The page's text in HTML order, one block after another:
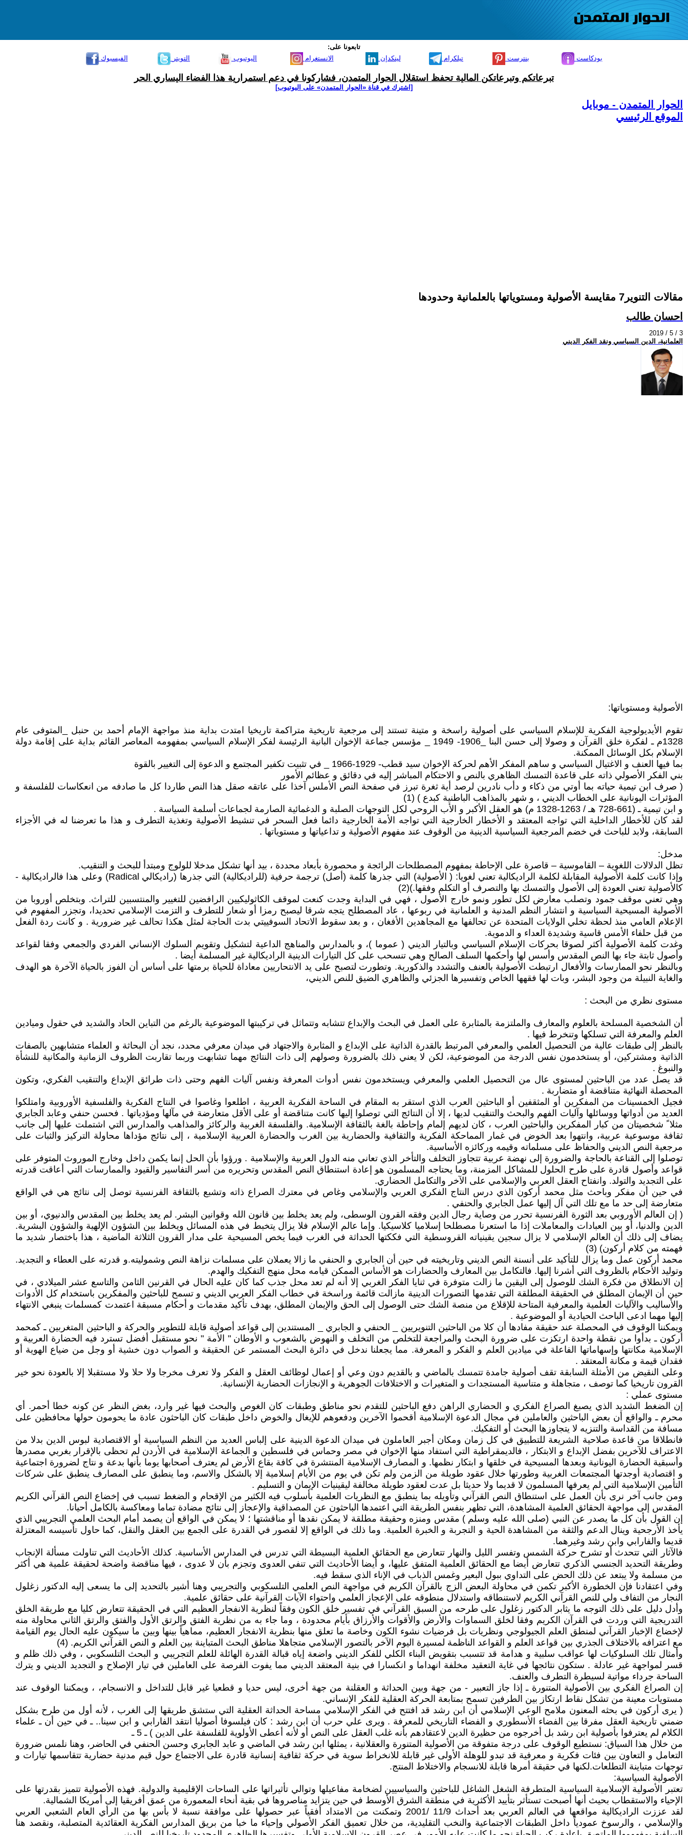
تابعونا على:
الفيسبوك
التويتر اليوتيوب الانستغرام لينكدإن تيلكرام بنترست بودكاست
تبرعاتكم وتبرعاتكن المالية تحفظ استقلال الحوار المتمدن، فشاركونا في دعم استمرارية هذا الفضاء اليساري الحر
[اشترك في قناة ‫«الحوار المتمدن» على اليوتيوب]
الحوار المتمدن - موبايل
الموقع الرئيسي
مقالات التنوير7 مقايسة الأصولية ومستوياتها بالعلمانية وحدودها
احسان طالب
2019 / 5 / 3
العلمانية، الدين السياسي ونقد الفكر الديني
الأصولية ومستوياتها:
تقوم الأيديولوجية الفكرية للإسلام السياسي على أصولية راسخة و متينة تستند إلى مرجعية تاريخية متراكمة تاريخيا امتدت بداية منذ مواجهة الإمام أحمد بن حنبل _المتوفى عام
1328م ـ لفكرة خلق القرآن و وصولا إلى حسن البنا _1906- 1949 _ مؤسس جماعة الإخوان البانية الرئيسة لفكر الإسلام السياسي بمفهومه المعاصر القائم بداية على إقامة دولة
الإسلام بكل الوسائل الممكنة.
بما فيها العنف و الاغتيال السياسي و ساهم المفكر الأهم لحركة الإخوان سيد قطب- 1929-1966 _ في تثبيت تكفير المجتمع و الدعوة إلى التغيير بالقوة
بني الفكر الأصولي ذاته على قاعدة التمسك الظاهري بالنص و الاحتكام المباشر إليه في دقائق و عظائم الأمور
( صرف ابن تيمية حياته بما أوتي من ذكاء و دأب نادرين لرصد أية ثغرة تبرز في صفحة النص الأملس آخذا على عاتقه صقل هذا النص طاردا كل ما صادفه من انعكاسات للفلسفة و
المؤثرات اليونانية على الخطاب الديني ، و شهر بالمذاهب الباطنية كبدع ) (1)
و ابن تيمية ـ (661-728 هـ / 1263-1328 م) هو العقل الأكبر و الأب الروحي لكل التوجهات الصلبة و الدغمائية الصارمة لجماعات أسلمة السياسة .
لقد كان للأخطار الداخلية التي تواجه المعتقد و الأخطار الخارجية التي تواجه الأمة الخارجية دائما فعل السحر في تنشيط الأصولية وتغذية التطرف و هذا ما تعرضنا له في الأجزاء
السابقة، ولابد للباحث في خضم المرجعية السياسية الدينية من الوقوف عند مفهوم الأصولية و تداعياتها و مستوياتها .
مدخل:
تظل الدلالات اللغوية – القاموسية – قاصرة على الإحاطة بمفهوم المصطلحات الرائجة و محصورة بأبعاد محددة ، بيد أنها تشكل مدخلا للولوج ومبتدأ للبحث و التنقيب.
وإذا كانت كلمة الأصولية المقابلة لكلمة الراديكالية تعني لغويا: ( الأصولية) التي جذرها كلمة (أصل) ترجمة حرفية (للراديكالية) التي جذرها (راديكالي Radical) وعلى هذا فالراديكالية -
كالأصولية تعني العودة إلى الأصول والتمسك بها والتصرف أو التكلم وفقها.)(2)
وهي تعني موقف جمود وتصلب معارض لكل تطور ونمو خارج الأصول ، فهي في البداية وجدت كنعت لموقف الكاثوليكيين الرافضين للتغيير والمنتسبين للتراث. وبتخلص أوروبا من
الأصولية المسيحية السياسية و انتشار النظم المدنية و العلمانية في ربوعها ، عاد المصطلح يتجه شرقا ليصبح رمزا أو شعار للتطرف و التزمت الإسلامي تحديدا، وتجزر المفهوم في
الإعلام العامي منذ لحظة تخلي الولايات المتحدة عن تحالفها مع المجاهدين الأفغان ، و بعد سقوط الاتحاد السوفييتي بدت الحاجة لمثل هكذا تحالف غير ضرورية . و كانت ردة الفعل
من قبل حلفاء الأمس قاسية وشديدة العداء و الدموية.
وغدت كلمة الأصولية أكثر لصوقا بحركات الإسلام السياسي وبالتيار الديني ( عموما )، و بالمدارس والمناهج الداعية لتشكيل وتقويم السلوك الإنساني الفردي والجمعي وفقا لقواعد
وأصول ثابتة جاء بها النص المقدس وأسس لها وأحكمها السلف الصالح وهي تنسحب على كل التيارات الدينية الراديكالية غير المسلمة أيضا .
وبالنظر نحو الممارسات والأفعال ارتبطت الأصولية بالعنف والتشدد والذكورية. وتطورت لتصبح على يد الانتحاريين معاداة للحياة برمتها على أساس أن الفوز بالحياة الآخرة هو الهدف
والغاية النبيلة من وجود البشر، وبات لها فقهها الخاص وتفسيرها الجزئي والظاهري الضيق للنص الديني،
مستوى نظري من البحث :
أن الشخصية المسلحة بالعلوم والمعارف والملتزمة بالمثابرة على العمل في البحث والإبداع تتشابه وتتماثل في تركيبتها الموضوعية بالرغم من التباين الحاد والشديد في حقول وميادين
العلم والمعرفة التي تسلكها وتنخرط فيها .
بالنظر إلى طبقات عالية من التحصيل العلمي والمعرفي المرتبط بالقدرة الذاتية على الإبداع و المثابرة والاجتهاد في ميدان معرفي محدد، نجد أن البحاثة و العلماء متشابهين بالصفات
الذاتية ومشتركين، أو يستخدمون نفس الدرجة من الموضوعية، لكن لا يعني ذلك بالضرورة وصولهم إلى ذات النتائج مهما تشابهت وربما تقاربت الظروف الزمانية والمكانية للنشأة
والنبوغ .
قد يصل عدد من الباحثين لمستوى عال من التحصيل العلمي والمعرفي ويستخدمون نفس أدوات المعرفة ونفس آليات الفهم وحتى ذات طرائق الإبداع والتنقيب الفكري، وتكون
المحصلة النهائية متناقضة أو متضاربة .
فجيل الخمسينات من المفكرين أو المثقفين أو الباحثين العرب الذي استقر به المقام في الساحة الفكرية العربية ، اطلعوا وغاصوا في النتاج الفكرية والفلسفية الأوروبية وامتلكوا
العديد من أدواتها ووسائلها وآليات الفهم والبحث والتنقيب لديها ، إلا أن النتائج التي توصلوا إليها كانت متناقضة أو على الأقل متعارضة في مآلها ومؤدياتها . فحسن حنفي وعابد الجابري
مثلا ً شخصيتان من كبار المفكرين والباحثين العرب ، كان لديهم إلمام وإحاطة بالغة بالثقافة الإسلامية. والفلسفة الغربية والركائز والمذاهب والمدارس التي اشتملت عليها إلى جانب
ثقافة موسوعية عربية، وانتهوا بعد الخوض في غمار المماحكة الفكرية والثقافية والحضارية بين الغرب والحضارة العربية الإسلامية ، إلى نتائج مؤداها محاولة التركيز والثبات على
مرجعية النص الديني والحفاظ على مسلماته وقيمه وركائزه الأساسية.
توصلوا إلى القناعة بالحاجة والضرورة إلى نهضة عربية تتجاوز التخلف والتأخر الذي تعاني منه الدول العربية والإسلامية . ورؤوا بأن الحل إنما يكمن داخل وخارج الموروث المتوفر على
قواعد وأصول قادرة على طرح الحلول للمشاكل المزمنة، وما يحتاجه المسلمون هو إعادة استنطاق النص المقدس وتحريره من أسر التفاسير والقيود والممارسات التي أعاقت قدرته
على التجديد والتولد. وانفتاح العقل العربي والإسلامي على الآخر والتكامل الحضاري.
في حين أن مفكر وباحث مثل محمد أركون الذي درس النتاج الفكري العربي والإسلامي وغاص في معترك الصراع ذاته وتشبع بالثقافة الفرنسية توصل إلى نتائج هي في الواقع
متعارضة إلى حد ما مع تلك التي آل إليها عمل الجابري والحنفي .
( إن العالم الأوروبي بعد الثورة الفرنسية تحرر من وصاية رجال الدين وفقه القرون الوسطى، ولم يعد يخلط بين قانون الله وقوانين البشر. لم يعد يخلط بين المقدس والدنيوي، أو بين
الدين والدنيا، أو بين العبادات والمعاملات إذا ما استعرنا مصطلحا إسلاميا كلاسيكيا. وإما عالم الإسلام فلا يزال يتخبط في هذه المسائل ويخلط بين الشؤون الإلهية والشؤون البشرية.
يضاف إلى ذلك أن العالم الإسلامي لا يزال سجين يقينياته القروسطية التي فككتها الحداثة في الغرب فيما يخص المسيحية على مدار القرون الثلاثة الماضية ، هذا باختصار شديد ما
فهمته من كلام أركون) (3)
محمد أركون عمل وما يزال للتأكيد على أنسنة النص الديني وتاريخيته في حين أن الجابري و الحنفي ما زالا يعملان على مسلمات نزاهة النص وشموليته.و قدرته على العطاء و التجديد.
وتوليد الأحكام بالظروف التي أشرنا إليها. فالتكامل بين المعارف والحضارات هو الأساس الممكن قيامه محل منهج التفكيك والهدم.
إن الانطلاق من فكرة الشك للوصول إلى اليقين ما زالت متوفرة في ثنايا الفكر الغربي إلا أنه لم تعد محل جذب كما كان عليه الحال في القرنين الثامن والتاسع عشر الميلادي ، في
حين أن الإيمان المطلق في الحقيقة المطلقة التي تقدمها التصورات الدينية مازالت قائمة وراسخة في خطاب الفكر العربي الديني و تسمح للباحثين والمفكرين باستخدام كل الأدوات
والأساليب والآليات العلمية والمعرفية المتاحة للإقلاع من منصة الشك حتى الوصول إلى الحق والإيمان المطلق، بهدف تأكيد مقدمات و أحكام مسبقة اعتمدت كمسلمات ينبغي الانتهاء
إليها مهما ادعى الباحث الحيادية أو الموضوعية .
ويمكننا الوقوف في المحصلة عند حقيقة مفادها أن كلا من الباحثين التنويريين _ الحنفي و الجابري _ المستندين إلى قواعد أصولية قابلة للتطوير والحركة و الباحثين المتغربين ـ كمحمد
أركون ـ بدأوا من نقطة واحدة ارتكزت على ضرورة البحث والمراجعة للتخلص من التخلف و النهوض بالشعوب و الأوطان " الأمة " نحو مستقبل أفضل تسترد فيه الحضارة العربية و
الإسلامية مكانتها وإسهاماتها الفاعلة في ميادين العلم و الفكر و المعرفة. مما يجعلنا ندخل في دائرة البحث المستمر عن الحقيقة و الصواب دون خشية أو وجل من ضياع الهوية أو
فقدان قيمة و مكانة المعتقد .
وعلى النقيض من الأمثلة السابقة تقف أصولية جامدة تتمسك بالماضي و بالقديم دون وعي أو إعمال لوظائف العقل و الفكر ولا تعرف مخرجا ولا حلا ولا مستقبلا إلا بالعودة نحو خير
القرون تاريخيا كما توصف ، متجاهلة و متناسية المستجدات و المتغيرات و الاختلافات الجوهرية و الإنجازات الحضارية الإنسانية.
مستوى عملي :
إن الضغط الشديد الذي يصبغ الصراع الفكري و الحضاري الراهن دفع الباحثين للتقدم نحو مناطق وطبقات كان الغوص والبحث فيها غير وارد، بغض النظر عن كونه خطا أحمر. أي
محرم ـ والواقع أن بعض الباحثين والعاملين في مجال الدعوة الإسلامية أقحموا الآخرين ودفعوهم للإيغال والخوض داخل طبقات كان الباحثون عادة ما يحومون حولها محافظين على
مسافة من القداسة والتنزيه لا يتجاوزها البحث أو التفكيك.
فانطلاقا من قاعدة صلاحية الشريعة للتطبيق في كل زمان ومكان أجبر العاملون في ميدان الدعوة الدينية على إلباس العديد من النظم السياسية أو الاقتصادية لبوس الدين بدلا من
الاعتراف للآخرين بفضل الإبداع و الابتكار ، فالديمقراطية التي استفاد منها الإخوان في مصر وحماس في فلسطين و الجماعة الإسلامية في الأردن لم تحظى بالإقرار بغربي مصدرها
وأسبقية الحضارة اليونانية وبعدها المسيحية في خلقها و ابتكار نظمها. و المصارف الإسلامية المنتشرة في كافة بقاع الأرض لم يعترف أصحابها يوما بأنها بدعة و نتاج لضرورة اجتماعية
و اقتصادية أوجدتها المجتمعات الغربية وطورتها خلال عقود طويلة من الزمن ولم تكن في يوم من الأيام إسلامية إلا بالشكل والاسم، وما ينطبق على المصارف ينطبق على شركات
التأمين الإسلامية التي لم يعرفها المسلمون لا قديما ولا حديثا بل عدت لعقود طويلة مخالفة ليقينيات الإيمان و التسليم .
ومن جانب آخر نرى بأن العمل على استنطاق النص القرآني وتأويله بما ينطبق مع النظريات العلمية بأسلوب فيه الكثير من الإقحام و الضغط تسبب في إخضاع النص القرآني الكريم
المقدس إلى مواجهة الحقائق العلمية المشاهدة، التي تظهر بنفس الطريقة التي اعتمدها الباحثون عن المصداقية والإعجاز إلى نتائج مضادة تماما ومعاكسة بالكامل أحيانا.
إن القول بأن كل ما يصدر عن النبي (صلى الله عليه وسلم ) مقدس ومنزه وحقيقة مطلقة لا يمكن نقدها أو مناقشتها ؛ لا يمكن في الواقع أن يصمد أمام البحث العلمي التجريبي الذي
يأخذ الأرجحية وينال الدعم والثقة من المشاهدة الحية و التجربة و الخبرة العلمية. وما ذلك في الواقع إلا لقصور في القدرة على الجمع بين العقل والنقل، كما حاول تأسيسه المعتزلة
قديما والفارابي وابن رشد وغيرهما.
فالآثار التي تتحدث أو تشرح حركة الشمس وتفسر الليل والنهار تتعارض مع الحقائق العلمية البسيطة التي تدرس في المدارس الأساسية. كذلك الأحاديث التي تناولت مسألة الإنجاب
وطريقة التحديد الجنسي الذكري تتعارض أيضا مع الحقائق العلمية المتفق عليها، و أيضا الأحاديث التي تنفي العدوى وتجزم بأن لا عدوى ، فيها مناقضة واضحة لحقيقة علمية هي أكثر
من مسلمة ولا يبتعد عن ذلك الحض على التداوي ببول البعير وغمس الذباب في الإناء الذي سقط فيه.
وفي اعتقادنا فإن الخطورة الأكبر تكمن في محاولة البعض الزج بالقرآن الكريم في مواجهة النص العلمي التلسكوبي والتجريبي وهنا أشير بالتحديد إلى ما يسعى إليه الدكتور زغلول
النجار من التفاف ولي للنص القرآني الكريم لاستنطاقه واستدلال منطوقه على الإعجاز العلمي واحتواء الآيات القرآنية على حقائق علمية.
وأدل دليل على ذلك التوجه ما يثابر الدكتور زغلول على طرحه من السبق القرآني في تفسير خلق الكون وفقاً لنظرية الانفجار العظيم التي في الحقيقة تتعارض كليا مع طريقة الخلق
التدريجية التي وردت في القرآن الكريم وفقا لخلق السماوات والأرض والأقوات والأرزاق بأيام محدودة ، وما جاء به من نظرية الفتق والرتق الأول والفتق والرتق الثاني محاولة منه
لإخضاع الإخبار القرآني لمنطق العلم الجيولوجي ونظريات بل فرضيات نشوء الكون وخاصة ما تعلق منها بنظرية الانفجار العظيم، مماهياً بينها وبين ما سيكون عليه الحال يوم القيامة
مع اعترافه بالاختلاف الجذري بين قواعد العلم و القواعد الناظمة لمسيرة اليوم الآخر بالتصور الإسلامي متجاهلا مناطق البحث المتباينة بين العلم و النص القرآني الكريم. (4)
وأمثال تلك السلوكيات لها عواقب سلبية و هدامة قد تتسبب بتقويض البناء الكلي للفكر الديني واضعة إياه قبالة القدرة الهائلة للعلم التجريبي و البحث التلسكوبي ، وفي ذلك ظلم و
قسر لمواجهة غير عادلة . ستكون نتائجها في غاية التعقيد مخلفة انهداما و انكسارا في بنية المعتقد الديني مما يفوت الفرصة على العاملين في تيار الإصلاح و التجديد الديني و يترك
الساحة جرداء مواتية لسيطرة التطرف والعنف.
إن الصراع الفكري بين الأصولية المتنورة ـ إذا جاز التعبير - من جهة وبين الحداثة و العقلنة من جهة أخرى، ليس حديا و قطعيا غير قابل للتداخل و الانسجام، ، ويمكننا الوقوف عند
مستويات معينة من تشكل نقاط ارتكاز بين الطرفين تسمح بمتابعة الحركة العقلية للفكر الإنساني.
( يرى أركون في بحثه المعنون ملامح الوعي الإسلامي أن ابن رشد قد افتتح في الفكر الإسلامي مساحة الحداثة العقلية التي ستشق طريقها إلى الغرب ، لأنه أول من طرح بشكل
ضمني تاريخية العقل مفرقا بين الفضاء الأسطوري و الفضاء التاريخي للمعرفة . ويرى علي حرب أن ابن رشد : كان فيلسوفا أصوليا انتقد الفارابي و ابن سينا.. ـ في حين أن ـ علماء
الكلام لم يعترفوا بأصولية ابن رشد بل أخرجوه من حظيرة الدين لاعتقادهم بأنه غلب العقل على النص أو لأنه أعطى الأولوية للفلسفة على الدين ) ـ 5 ـ
من خلال هذا السياق: نستطيع الوقوف على درجة متفوقة من الأصولية المتنورة والعقلانية ، يمثلها ابن رشد في الماضي و عابد الجابري وحسن الحنفي في الحاضر، وهنا نلمس ضرورة
التعامل و التعاون بين فئات فكرية و معرفية قد تبدو للوهلة الأولى غير قابلة للانخراط سوية في حركة ثقافية إنسانية قادرة على الاجتماع حول قيم مدنية حضارية تتقاسمها تيارات و
توجهات متباينة التطلعات.لكنها في حقيقة أمرها قابلة للانسجام والاختلاط المنتج.
الأصولية السياسية:
تعتبر الأصولية الإسلامية السياسية المتطرفة الشغل الشاغل للباحثين والسياسيين لضخامة مفاعيلها وتوالي تأثيراتها على الساحات الإقليمية والدولية. فهذه الأصولية تتميز بقدرتها على
الإحياء والاستقطاب بحيث أنها أصبحت تستأثر بتأييد الأكثرية في منطقة الشرق الأوسط في حين يتزايد مناصروها في بقية أنحاء المعمورة من عمق أفريقيا إلى أمريكا الشمالية.
لقد عززت الراديكالية مواقعها في العالم العربي بعد أحداث 11/9 /2001 وتمكنت من الامتداد أفقياً عبر حصولها على موافقة نسبة لا بأس بها من الرأي العام الشعبي العربي
والإسلامي ، والرسوخ عمودياً داخل الطبقات الاجتماعية والنخب التقليدية، من خلال تعميق الفكر الأصولي وإحياء ما خبا من بريق المدارس الفكرية العقائدية المتصلبة، ونقصد هنا